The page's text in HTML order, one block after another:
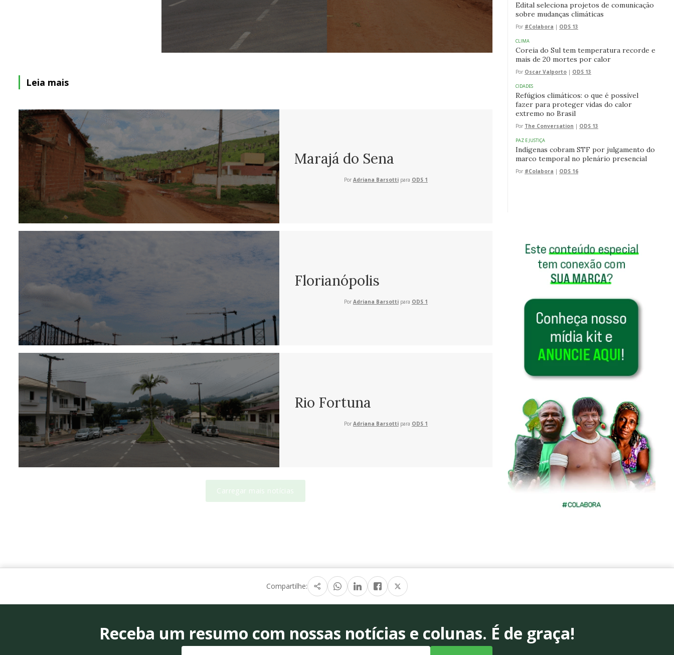
Leia mais
Marajá do Sena
Por Adriana Barsottipara ODS 1
Florianópolis
Por Adriana Barsottipara ODS 1
Rio Fortuna
Por Adriana Barsottipara ODS 1
Carregar mais notícias
Edital seleciona projetos de comunicação
sobre mudanças climáticas
Por #Colabora | ODS 13
CLIMA
Coreia do Sul tem temperatura recorde e
mais de 20 mortes por calor
Por Oscar Valporto | ODS 13
CIDADES
Refúgios climáticos: o que é possível
fazer para proteger vidas do calor
extremo no Brasil
Por The Conversation | ODS 13
PAZ E JUSTIÇA
Indígenas cobram STF por julgamento do
marco temporal no plenário presencial
Por #Colabora | ODS 16
Compartilhe:
Receba um resumo com nossas notícias e colunas. É de graça!